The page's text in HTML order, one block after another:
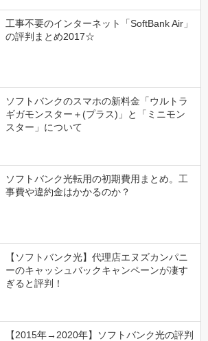
工事不要のインターネット「SoftBank Air」
の評判まとめ2017☆
ソフトバンクのスマホの新料金「ウルトラ
ギガモンスター＋(プラス)」と「ミニモン
スター」について
ソフトバンク光転用の初期費用まとめ。工
事費や違約金はかかるのか？
【ソフトバンク光】代理店エヌズカンパニ
ーのキャッシュバックキャンペーンが凄す
ぎると評判！
【2015年→2020年】ソフトバンク光の評判